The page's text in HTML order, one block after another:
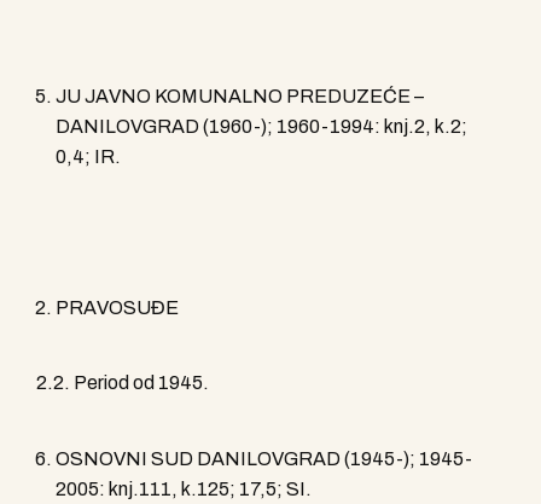
JU JAVNO KOMUNALNO PREDUZEĆE –
DANILOVGRAD (1960-); 1960-1994: knj.2, k.2;
0,4; IR.
PRAVOSUĐE
2.2. Period od 1945.
OSNOVNI SUD DANILOVGRAD (1945-); 1945-
2005: knj.111, k.125; 17,5; SI.